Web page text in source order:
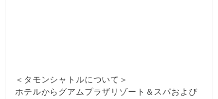
＜タモンシャトルについて＞
ホテルからグアムプラザリゾート＆スパおよび